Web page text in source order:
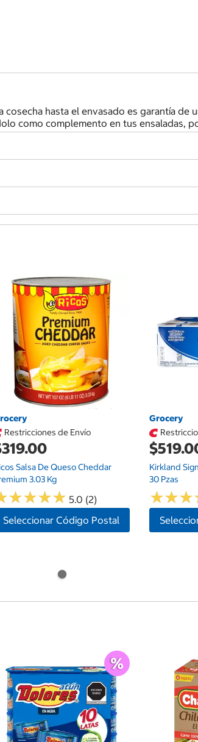
hasta el envasado es garantía de
como complemento en tus ensaladas,
Restricciones de Envío
Salsa De Queso Cheddar
3.03 Kg
★★★★
★★★★ 5.0 (2)
Seleccionar Código Postal
Grocery
Kirkland
30 Pzas
★★★
★★★